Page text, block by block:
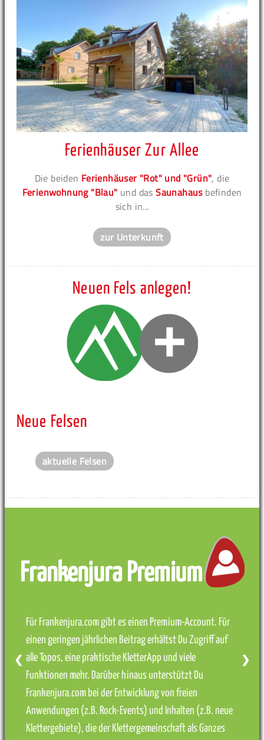
Ferienhäuser Zur Allee
Die beiden Ferienhäuser "Rot" und "Grün", die
Ferienwohnung "Blau" und dasSaunahausbefinden
sich in...
zur Unterkunft
Neuen Fels anlegen!
Neue Felsen
aktuelle Felsen
Frankenjura Premium
Für Frankenjura.com gibt es einen Premium-Account. Für
einen geringen jährlichen Beitrag erhältst Du Zugriff auf
alle Topos, eine praktische KletterApp und viele
Funktionen mehr. Darüber hinaus unterstützt Du
Frankenjura.com bei der Entwicklung von freien
Anwendungen (z.B. Rock-Events) und Inhalten (z.B. neue
Klettergebiete), die der Klettergemeinschaft als Ganzes
❮ ❯